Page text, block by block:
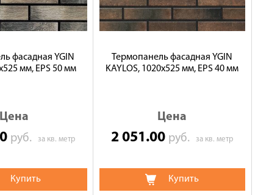
фасадная YGIN
мм, EPS 50 мм
Цена
руб.за кв. метр
Купить
Термопанель фасадная YGIN
KAYLOS, 1020х525 мм, EPS 40 мм
Цена
2 051.00 руб.за кв. метр
Купить